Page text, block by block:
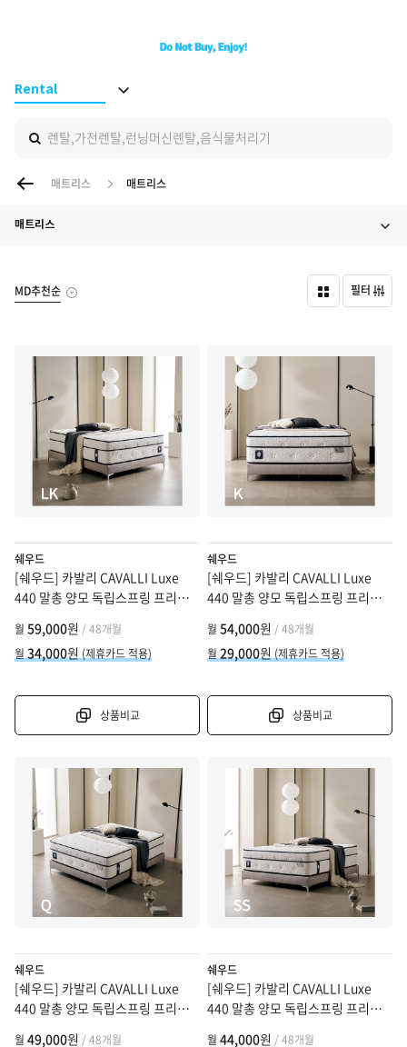
Rental
렌탈,가전렌탈,런닝머신렌탈,음식물처리기
매트리스 매트리스
매트리스
MD추천순 필터
쉐우드
[쉐우드] 카발리 CAVALLI Luxe
440 말총 양모 독립스프링 프리미
월 59,000원 / 48개월
월 34,000원 (제휴카드 적용)
상품비교
쉐우드
[쉐우드] 카발리 CAVALLI Luxe
440 말총 양모 독립스프링 프리미
월 54,000원 / 48개월
월 29,000원 (제휴카드 적용)
상품비교
쉐우드
[쉐우드] 카발리 CAVALLI Luxe
440 말총 양모 독립스프링 프리미
월 49,000원 / 48개월
쉐우드
[쉐우드] 카발리 CAVALLI Luxe
440 말총 양모 독립스프링 프리미
월 44,000원 / 48개월